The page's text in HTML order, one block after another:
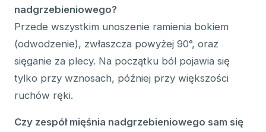
nadgrzebieniowego?
Przede wszystkim unoszenie ramienia bokiem
(odwodzenie), zwłaszcza powyżej 90°, oraz
sięganie za plecy. Na początku ból pojawia się
tylko przy wznosach, później przy większości
ruchów ręki.
Czy zespół mięśnia nadgrzebieniowego sam się